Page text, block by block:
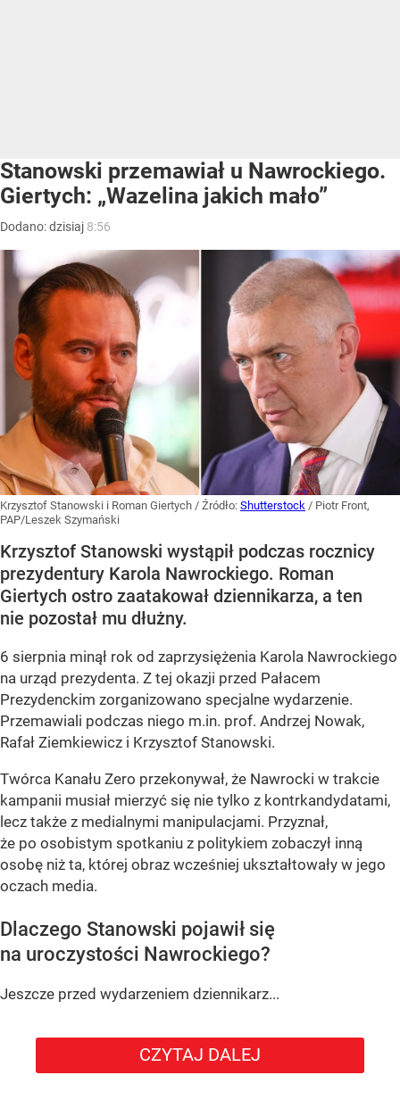
Stanowski przemawiał u Nawrockiego.
Giertych: „Wazelina jakich mało”
Dodano:dzisiaj 8:56
Krzysztof Stanowski i Roman Giertych / Źródło: Shutterstock / Piotr Front,
PAP/Leszek Szymański
Krzysztof Stanowski wystąpił podczas rocznicy
prezydentury Karola Nawrockiego. Roman
Giertych ostro zaatakował dziennikarza, a ten
nie pozostał mu dłużny.
6 sierpnia minął rok od zaprzysiężenia Karola Nawrockiego
na urząd prezydenta. Z tej okazji przed Pałacem
Prezydenckim zorganizowano specjalne wydarzenie.
Przemawiali podczas niego m.in. prof. Andrzej Nowak,
Rafał Ziemkiewicz i Krzysztof Stanowski.
Twórca Kanału Zero przekonywał, że Nawrocki w trakcie
kampanii musiał mierzyć się nie tylko z kontrkandydatami,
lecz także z medialnymi manipulacjami. Przyznał,
że po osobistym spotkaniu z politykiem zobaczył inną
osobę niż ta, której obraz wcześniej ukształtowały w jego
oczach media.
Dlaczego Stanowski pojawił się
na uroczystości Nawrockiego?
Jeszcze przed wydarzeniem dziennikarz...
CZYTAJ DALEJ